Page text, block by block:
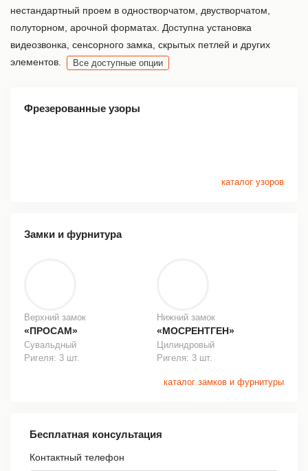
нестандартный проем в одностворчатом, двустворчатом,
полуторном, арочной форматах. Доступна установка
видеозвонка, сенсорного замка, скрытых петлей и других
элементов.
Все доступные опции
Фрезерованные узоры
каталог узоров
Замки и фурнитура
Верхний замок
«ПРОСАМ»
Сувальдный
Ригеля: 3 шт.
Нижний замок
«МОСРЕНТГЕН»
Цилиндровый
Ригеля: 3 шт.
каталог замков и фурнитуры
Бесплатная консультация
Контактный телефон